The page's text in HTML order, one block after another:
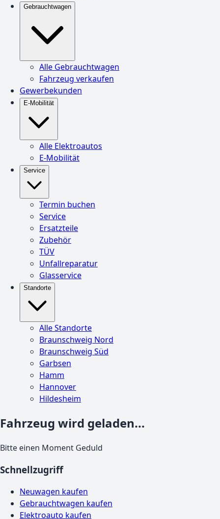
Gebrauchtwagen
Alle Gebrauchtwagen
Fahrzeug verkaufen
Gewerbekunden
E-Mobilität
Alle Elektroautos
E-Mobilität
Service
Termin buchen
Service
Ersatzteile
Zubehör
TÜV
Unfallreparatur
Glasservice
Standorte
Alle Standorte
Braunschweig Nord
Braunschweig Süd
Garbsen
Hamm
Hannover
Hildesheim
Fahrzeug wird geladen...
Bitte einen Moment Geduld
Schnellzugriff
Neuwagen kaufen
Gebrauchtwagen kaufen
Elektroauto kaufen